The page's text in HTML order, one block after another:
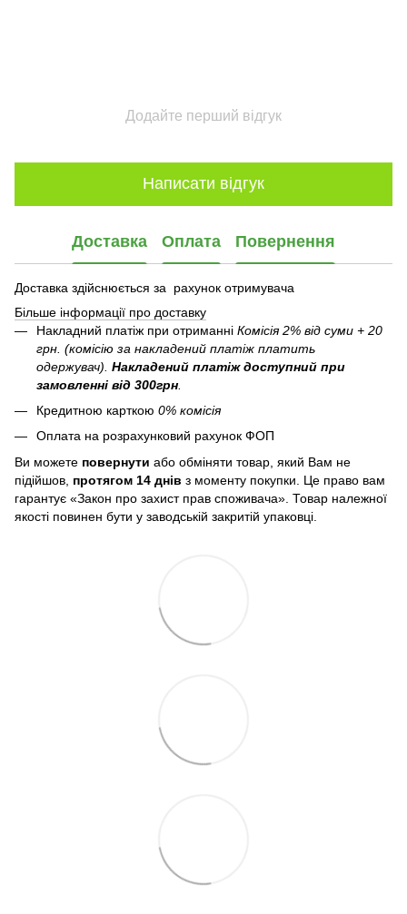
Додайте перший відгук
Написати відгук
Доставка Оплата Повернення
Доставка здійснюється за рахунок отримувача
Більше інформації про доставку
Накладний платіж при отриманні Комісія 2% від суми + 20
грн. (комісію за накладений платіж платить
одержувач). Накладений платіж доступний при
замовленні від 300грн
Кредитною карткою 0% комісія
Оплата на розрахунковий рахунок ФОП
Ви можете повернути або обміняти товар, який Вам не
підійшов, протягом 14 днів з моменту покупки. Це право вам
гарантує «Закон про захист прав споживача». Товар належної
якості повинен бути у заводській закритій упаковці.